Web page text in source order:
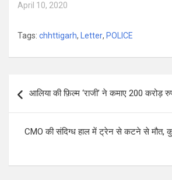
April 10, 2020
Tags: chhttigarh, Letter, POLICE
navigation
आलिया की फ़िल्म ‘राजी’ ने कमाए 200 करोड़
CMO की संदिग्ध हाल में ट्रेन से कटने से मौत,